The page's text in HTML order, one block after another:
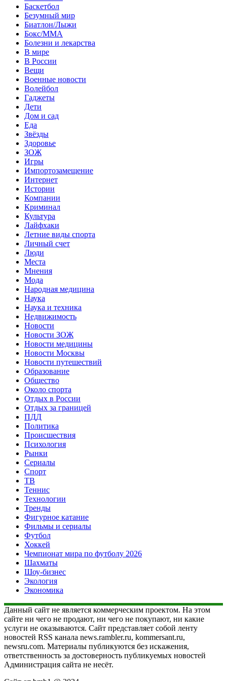
Баскетбол
Безумный мир
Биатлон/Лыжи
Бокс/MMA
Болезни и лекарства
В мире
В России
Вещи
Военные новости
Волейбол
Гаджеты
Дети
Дом и сад
Еда
Звёзды
Здоровье
ЗОЖ
Игры
Импортозамещение
Интернет
Истории
Компании
Криминал
Культура
Лайфхаки
Летние виды спорта
Личный счет
Люди
Места
Мнения
Мода
Народная медицина
Наука
Наука и техника
Недвижимость
Новости
Новости ЗОЖ
Новости медицины
Новости Москвы
Новости путешествий
Образование
Общество
Около спорта
Отдых в России
Отдых за границей
ПДД
Политика
Происшествия
Психология
Рынки
Сериалы
Спорт
ТВ
Теннис
Технологии
Тренды
Фигурное катание
Фильмы и сериалы
Футбол
Хоккей
Чемпионат мира по футболу 2026
Шахматы
Шоу-бизнес
Экология
Экономика
Данный сайт не является коммерческим проектом. На этом
сайте ни чего не продают, ни чего не покупают, ни какие
услуги не оказываются. Сайт представляет собой ленту
новостей RSS канала news.rambler.ru, kommersant.ru,
newsru.com. Материалы публикуются без искажения,
ответственность за достоверность публикуемых новостей
Администрация сайта не несёт.